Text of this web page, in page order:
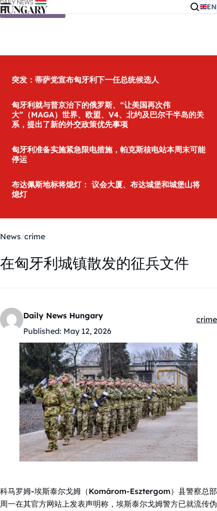
Skip to content EN
突发：蒂萨党宣布匈牙利下一任总统候选人
匈牙利就与普京治下的俄罗斯、“让美国再次伟
大”（MAGA）世界、欧盟、V4、北约及巴尔干半岛的关
系，提出了新的外交政策优先事项
匈牙利准备实施紧急限电措施，帕克斯核电站本周末可能
停运
布达佩斯地标将熄灯： 议会大厦、布达城堡和城堡山将
熄灯
News crime
在匈牙利城镇散发的征兵文件
Daily News Hungary
Published: May 12, 2026
crime
科马罗姆-埃斯泰尔戈姆（Komárom-Esztergom）县警察总部
周一在其官方网站上发表声明称，埃斯泰尔戈姆警方已就流传伪